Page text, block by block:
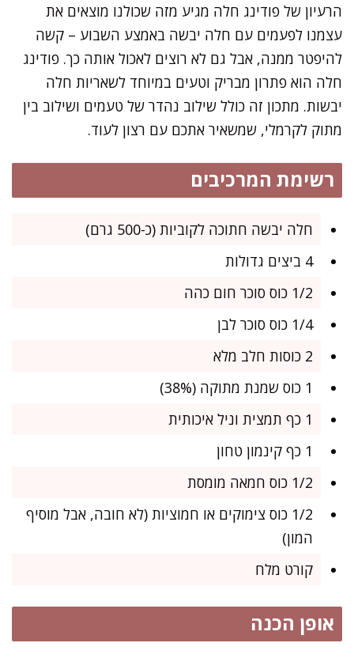
הרעיון של פודינג חלה מגיע מזה שכולנו מוצאים את
עצמנו לפעמים עם חלה יבשה באמצע השבוע – קשה
להיפטר ממנה, אבל גם לא רוצים לאכול אותה כך. פודינג
חלה הוא פתרון מבריק וטעים במיוחד לשאריות חלה
יבשות. מתכון זה כולל שילוב נהדר של טעמים ושילוב בין
מתוק לקרמלי, שמשאיר אתכם עם רצון לעוד.
רשימת המרכיבים
חלה יבשה חתוכה לקוביות (כ-500 גרם)
4 ביצים גדולות
1/2 כוס סוכר חום כהה
1/4 כוס סוכר לבן
2 כוסות חלב מלא
1 כוס שמנת מתוקה (38%)
1 כף תמצית וניל איכותית
1 כף קינמון טחון
1/2 כוס חמאה מומסת
1/2 כוס צימוקים או חמוציות (לא חובה, אבל מוסיף
המון)
קורט מלח
אופן הכנה